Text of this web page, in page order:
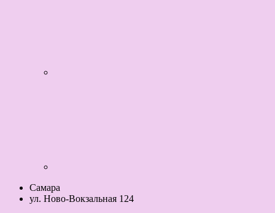
Самара
ул. Ново-Вокзальная 124